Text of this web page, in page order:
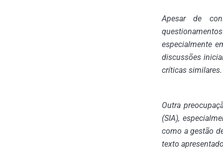
Apesar de
especialmente
discussões
críticas similares.
Outra
(SIA),
como a gestão
texto